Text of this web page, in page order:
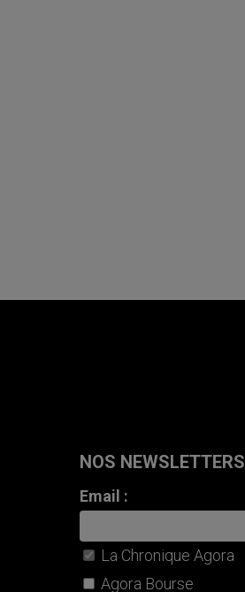
NOS NEWSLETTERS
Email :
La Chronique Agora
Agora Bourse